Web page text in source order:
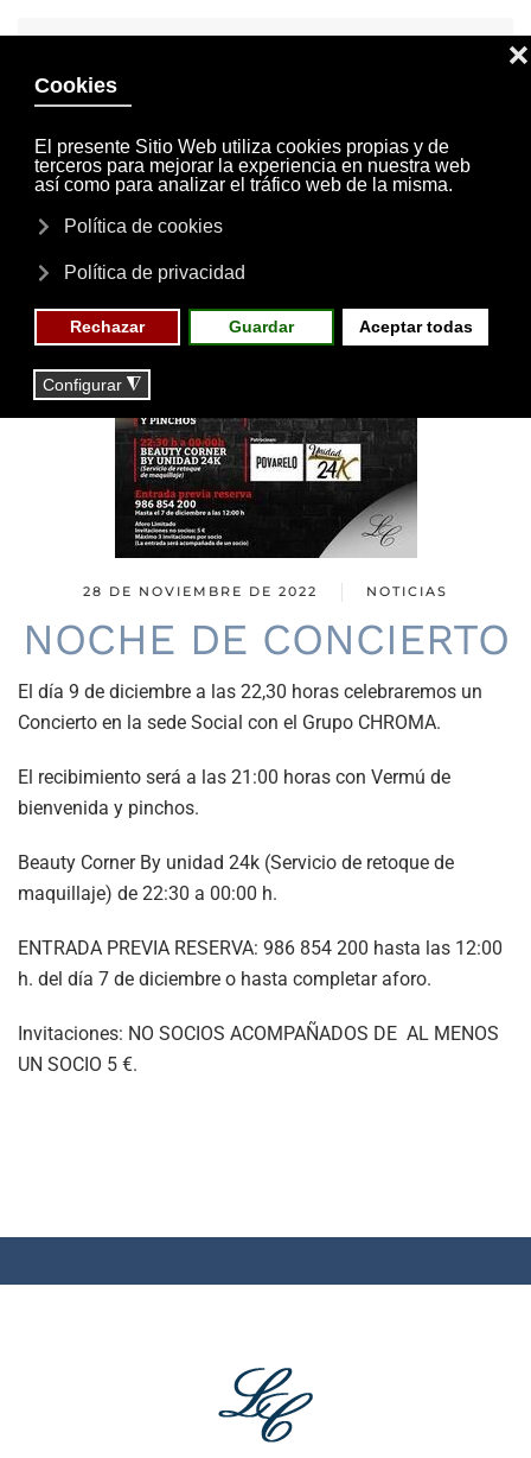
INVITACIONES
MI CUENTA
28 DE NOVIEMBRE DE 2022 NOTICIAS
NOCHE DE CONCIERTO
El día 9 de diciembre a las 22,30 horas celebraremos un
Concierto en la sede Social con el Grupo CHROMA.
El recibimiento será a las 21:00 horas con Vermú de
bienvenida y pinchos.
Beauty Corner By unidad 24k (Servicio de retoque de
maquillaje) de 22:30 a 00:00 h.
ENTRADA PREVIA RESERVA: 986 854 200 hasta las 12:00
h. del día 7 de diciembre o hasta completar aforo.
Invitaciones: NO SOCIOS ACOMPAÑADOS DE AL MENOS
UN SOCIO 5 €.